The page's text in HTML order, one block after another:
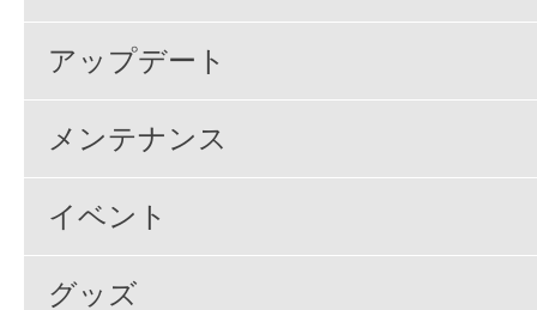
アップデート
メンテナンス
イベント
グッズ